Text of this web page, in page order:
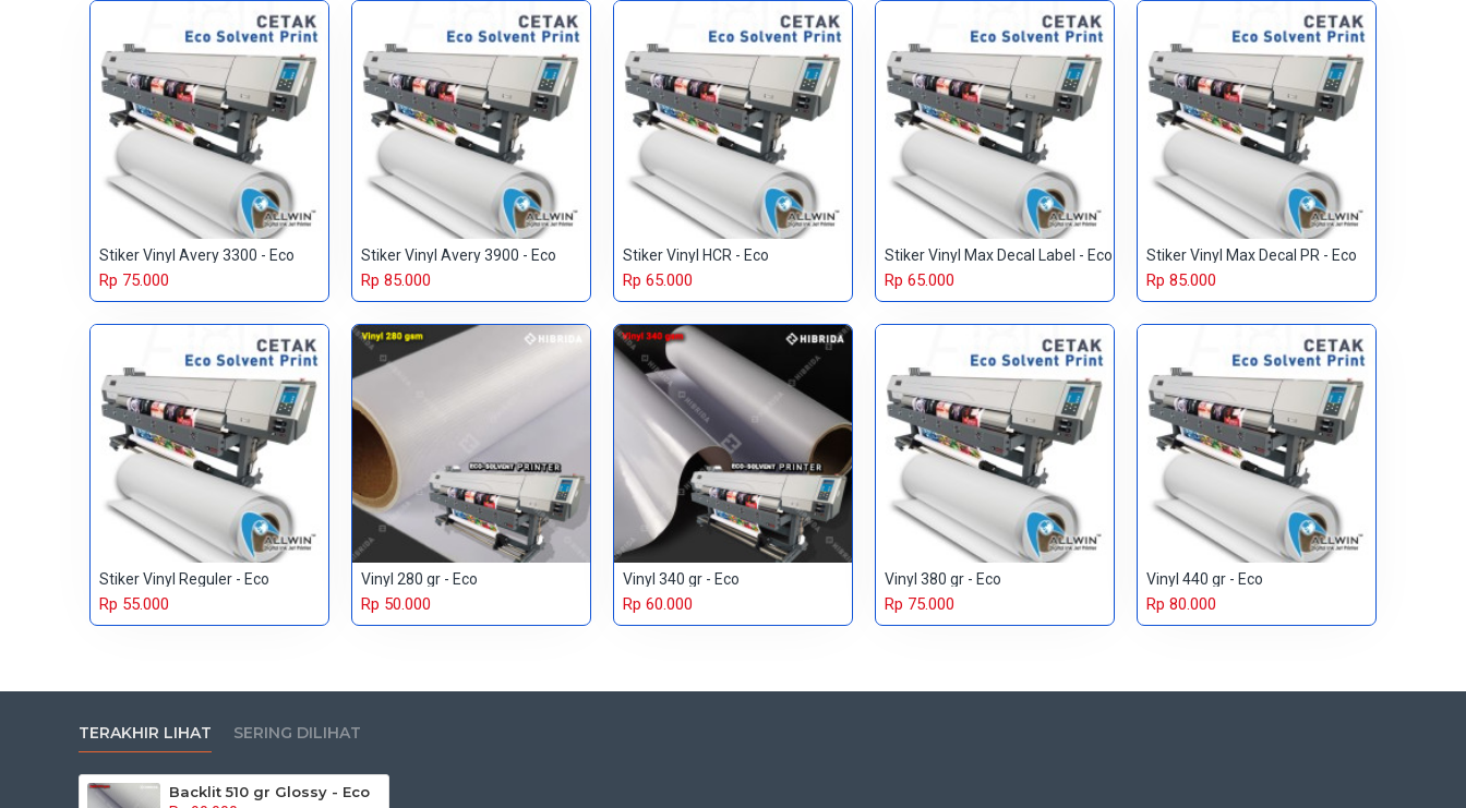
Stiker Vinyl Avery 3300 - Eco
Rp 75.000
Stiker Vinyl Avery 3900 - Eco
Rp 85.000
Stiker Vinyl HCR - Eco
Rp 65.000
Stiker Vinyl Max Decal Label - Eco
Rp 65.000
Stiker Vinyl Max Decal PR - Eco
Rp 85.000
Stiker Vinyl Reguler - Eco
Rp 55.000
Vinyl 280 gr - Eco
Rp 50.000
Vinyl 340 gr - Eco
Rp 60.000
Vinyl 380 gr - Eco
Rp 75.000
Vinyl 440 gr - Eco
Rp 80.000
TERAKHIR LIHAT SERING DILIHAT
Backlit 510 gr Glossy - Eco